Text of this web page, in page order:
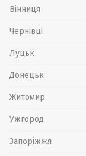
Вінниця
Чернівці
Луцьк
Донецьк
Житомир
Ужгород
Запоріжжя